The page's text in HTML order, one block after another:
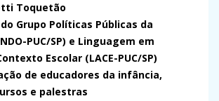
Toquetão
Grupo Políticas Públicas da
PUC/SP) e Linguagem em
Escolar (LACE-PUC/SP)
de educadores da infância,
e palestras